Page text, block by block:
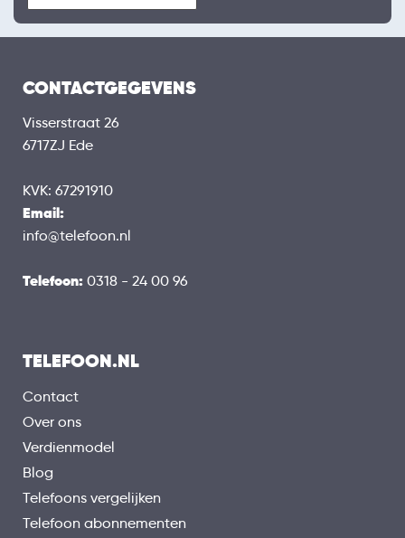
CONTACTGEGEVENS
Visserstraat 26
6717ZJ Ede
KVK: 67291910
Email:
info@telefoon.nl
Telefoon: 0318 - 24 00 96
TELEFOON.NL
Contact
Over ons
Verdienmodel
Blog
Telefoons vergelijken
Telefoon abonnementen